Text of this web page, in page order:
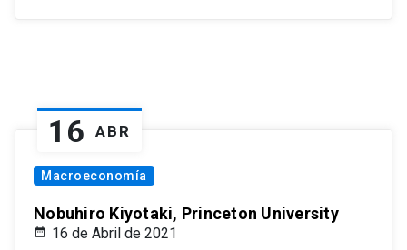
16 ABR
Macroeconomía
Nobuhiro Kiyotaki, Princeton University
16 de Abril de 2021